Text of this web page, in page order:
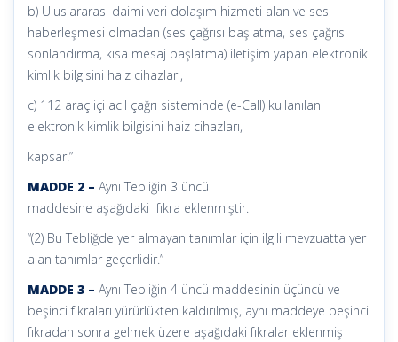
b) Uluslararası daimi veri dolaşım hizmeti alan ve ses
haberleşmesi olmadan (ses çağrısı başlatma, ses çağrısı
sonlandırma, kısa mesaj başlatma) iletişim yapan elektronik
kimlik bilgisini haiz cihazları,
c) 112 araç içi acil çağrı sisteminde (e-Call) kullanılan
elektronik kimlik bilgisini haiz cihazları,
kapsar.”
MADDE 2 – Aynı Tebliğin 3 üncü
maddesine aşağıdaki fıkra eklenmiştir.
“(2) Bu Tebliğde yer almayan tanımlar için ilgili mevzuatta yer
alan tanımlar geçerlidir.”
MADDE 3 – Aynı Tebliğin 4 üncü maddesinin üçüncü ve
beşinci fıkraları yürürlükten kaldırılmış, aynı maddeye beşinci
fıkradan sonra gelmek üzere aşağıdaki fıkralar eklenmiş